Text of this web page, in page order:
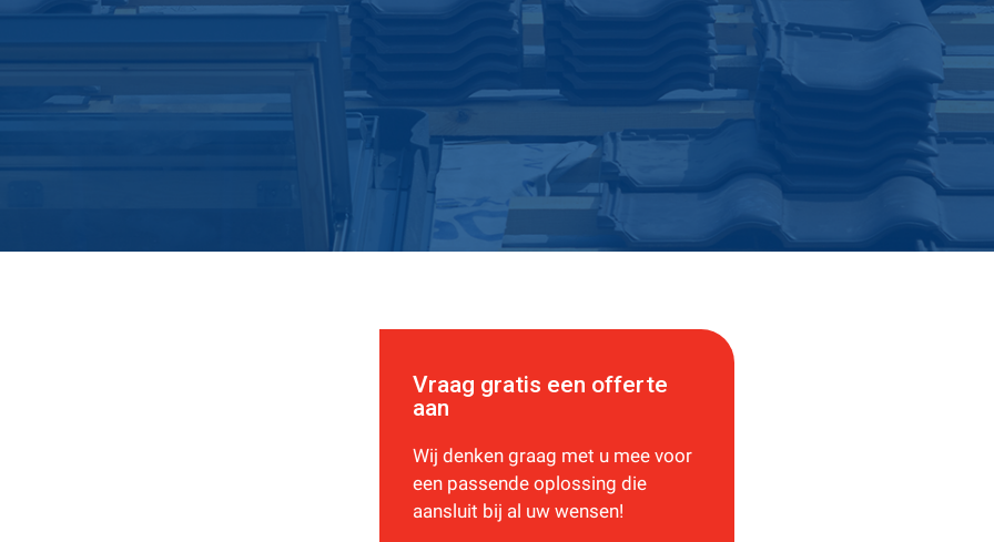
Vraag gratis een offerte
aan
Wij denken graag met u mee voor
een passende oplossing die
aansluit bij al uw wensen!